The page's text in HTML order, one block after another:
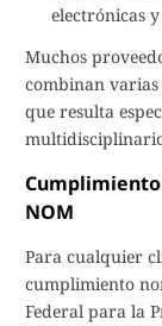
electrónicas
Muchos
combinan varias
que resulta
Cumplimiento
NOM
Para cualquier
cumplimiento
Federal para la